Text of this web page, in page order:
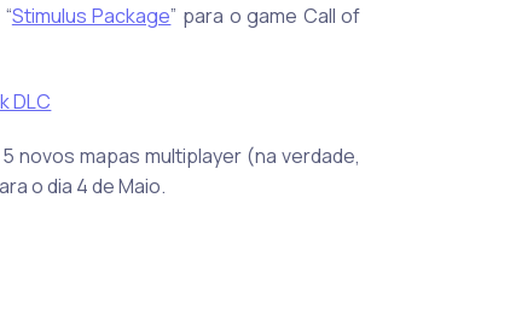
Stimulus Package” para o game Call of
novos mapas multiplayer (na verdade,
o dia 4 de Maio.